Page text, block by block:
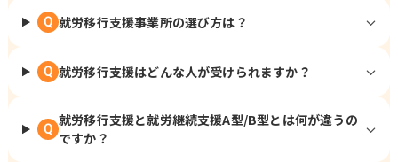
Q 就労移行支援事業所の選び方は？
Q 就労移行支援はどんな人が受けられますか？
Q
就労移行支援と就労継続支援A型/B型とは何が違うの
ですか？